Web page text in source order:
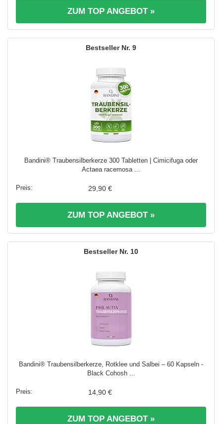
ZUM TOP ANGEBOT »
9
Bandini® Traubensilberkerze 300 Tabletten | Cimicifuga oder
Actaea racemosa ...
29,90 €
ZUM TOP ANGEBOT »
10
Bandini® Traubensilberkerze, Rotklee und Salbei – 60 Kapseln -
Black Cohosh ...
14,90 €
ZUM TOP ANGEBOT »